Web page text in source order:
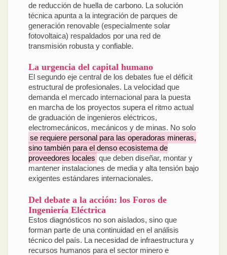
de reducción de huella de carbono. La solución
técnica apunta a la integración de parques de
generación renovable (especialmente solar
fotovoltaica) respaldados por una red de
transmisión robusta y confiable.
La urgencia del capital humano
El segundo eje central de los debates fue el déficit
estructural de profesionales. La velocidad que
demanda el mercado internacional para la puesta
en marcha de los proyectos supera el ritmo actual
de graduación de ingenieros eléctricos,
electromecánicos, mecánicos y de minas. No solo
se requiere personal para las operadoras mineras,
sino también para el denso ecosistema de
proveedores locales que deben diseñar, montar y
mantener instalaciones de media y alta tensión bajo
exigentes estándares internacionales.
Del debate a la acción: los Foros de
Ingeniería Eléctrica
Estos diagnósticos no son aislados, sino que
forman parte de una continuidad en el análisis
técnico del país. La necesidad de infraestructura y
recursos humanos para el sector minero e